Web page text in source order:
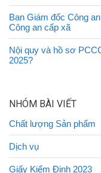
Ban Giám đốc Công
Công an cấp xã
Nội quy và hồ sơ
2025?
NHÓM BÀI VIẾT
Chất lượng Sản phẩm
Dịch vụ
Giấy Kiểm Định 2023